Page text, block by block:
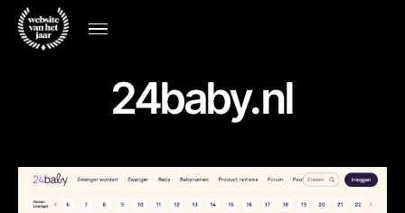
24baby.nl